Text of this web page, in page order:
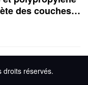
des couches
droits réservés.